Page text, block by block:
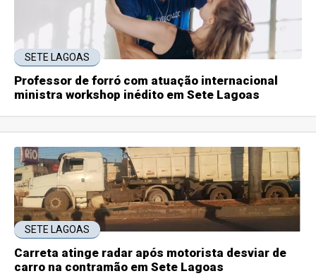
SETE LAGOAS
Professor de forró com atuação internacional
ministra workshop inédito em Sete Lagoas
SETE LAGOAS
Carreta atinge radar após motorista desviar de
carro na contramão em Sete Lagoas